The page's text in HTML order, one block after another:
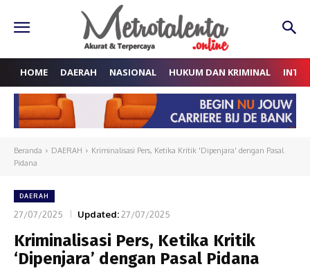
HOME DAERAH NASIONAL HUKUM DAN KRIMINAL
Beranda DAERAH
Kriminalisasi Pers, Ketika Kritik 'Dipenjara' dengan Pasal
Pidana
DAERAH
27/07/2025 Updated:27/07/2025
Kriminalisasi Pers, Ketika Kritik
‘Dipenjara’ dengan Pasal Pidana